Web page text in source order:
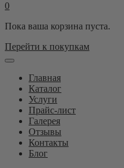
0
Пока ваша корзина пуста.
Перейти к покупкам
Главная
Каталог
Услуги
Прайс-лист
Галерея
Отзывы
Контакты
Блог